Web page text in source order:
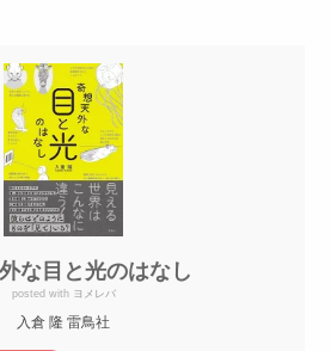
な目と光のはなし
posted with ヨメレバ
入倉 隆 雷鳥社